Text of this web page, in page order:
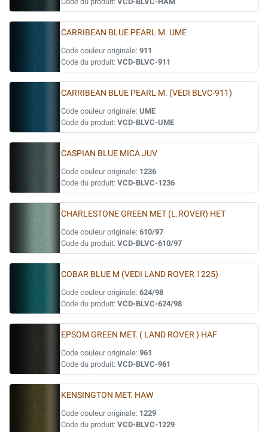
CARRIBEAN BLUE PEARL M. UME
Code couleur originale: 911
Code du produit: VCD-BLVC-911
CARRIBEAN BLUE PEARL M. (VEDI BLVC-911)
Code couleur originale: UME
Code du produit: VCD-BLVC-UME
CASPIAN BLUE MICA JUV
Code couleur originale: 1236
Code du produit: VCD-BLVC-1236
CHARLESTONE GREEN MET (L.ROVER) HET
Code couleur originale: 610/97
Code du produit: VCD-BLVC-610/97
COBAR BLUE M (VEDI LAND ROVER 1225)
Code couleur originale: 624/98
Code du produit: VCD-BLVC-624/98
EPSOM GREEN MET. ( LAND ROVER ) HAF
Code couleur originale: 961
Code du produit: VCD-BLVC-961
KENSINGTON MET. HAW
Code couleur originale: 1229
Code du produit: VCD-BLVC-1229